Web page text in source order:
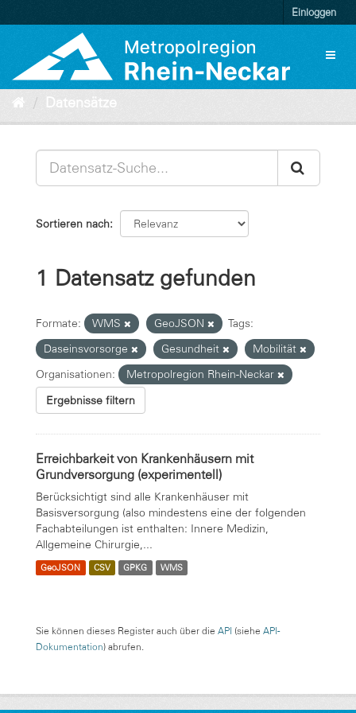
zum
Einloggen
Datensätze
Sortieren nach
1 Datensatz gefunden
Formate: WMS GeoJSON
Tags:
Daseinsvorsorge
Gesundheit
Mobilität
Organisationen:
Metropolregion Rhein-Neckar
Ergebnisse filtern
Erreichbarkeit von Krankenhäusern mit
Grundversorgung (experimentell)
Berücksichtigt sind alle Krankenhäuser mit
Basisversorgung (also mindestens eine der folgenden
Fachabteilungen ist enthalten: Innere Medizin,
Allgemeine Chirurgie,...
GeoJSON CSV GPKG WMS
Sie können dieses Register auch über die API (siehe API-
Dokumentation) abrufen.